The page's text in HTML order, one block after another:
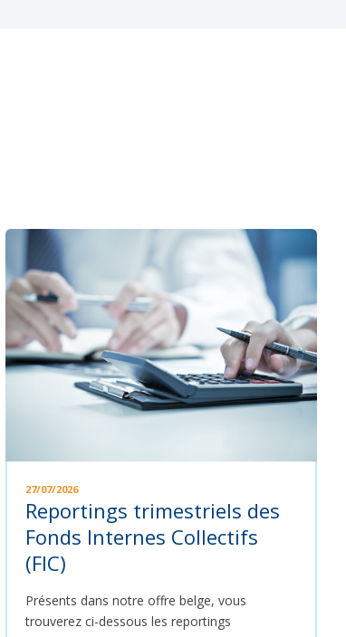
27/07/2026
Reportings trimestriels des
Fonds Internes Collectifs
(FIC)
Présents dans notre offre belge, vous
trouverez ci-dessous les reportings